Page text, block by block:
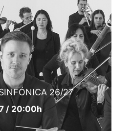
26/27
/ 20:00h